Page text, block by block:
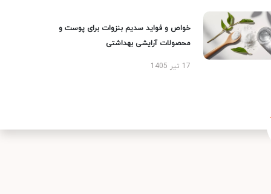
خواص و فواید سدیم بنزوات برای پوست و
محصولات آرایشی بهداشتی
17 تیر 1405